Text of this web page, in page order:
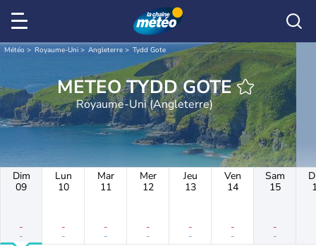
Météo Royaume-Uni Angleterre Tydd Gote
METEO TYDD GOTE
Royaume-Uni (Angleterre)
Dim
09
-
-
Lun
10
-
-
Mar
11
-
-
Mer
12
-
-
Jeu
13
-
-
Ven
14
-
-
Sam
15
-
-